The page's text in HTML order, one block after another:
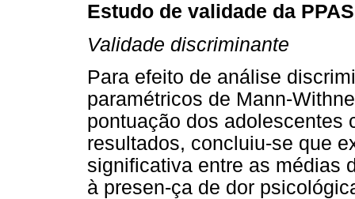
Estudo de validade da PPAS
Validade discriminante
Para efeito de análise
paramétricos de Mann-
pontuação dos adolescentes
resultados, concluiu-se que
significativa entre as médias
à presen-ça de dor